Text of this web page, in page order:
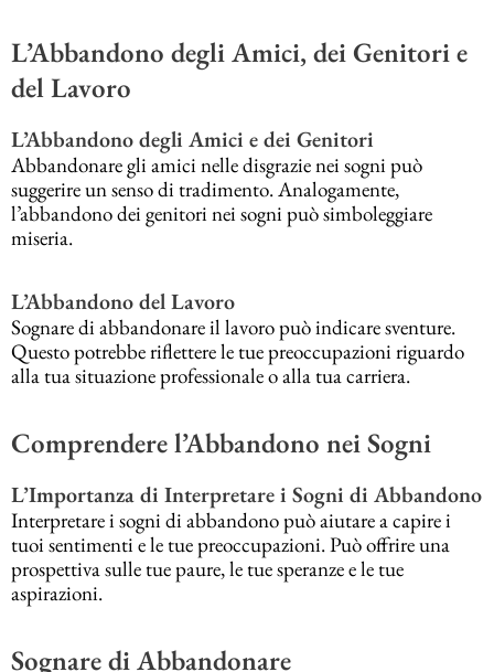
L’Abbandono degli Amici, dei Genitori e
del Lavoro
L’Abbandono degli Amici e dei Genitori
Abbandonare gli amici nelle disgrazie nei sogni può
suggerire un senso di tradimento. Analogamente,
l’abbandono dei genitori nei sogni può simboleggiare
miseria.
L’Abbandono del Lavoro
Sognare di abbandonare il lavoro può indicare sventure.
Questo potrebbe riflettere le tue preoccupazioni riguardo
alla tua situazione professionale o alla tua carriera.
Comprendere l’Abbandono nei Sogni
L’Importanza di Interpretare i Sogni di Abbandono
Interpretare i sogni di abbandono può aiutare a capire i
tuoi sentimenti e le tue preoccupazioni. Può offrire una
prospettiva sulle tue paure, le tue speranze e le tue
aspirazioni.
Sognare di Abbandonare